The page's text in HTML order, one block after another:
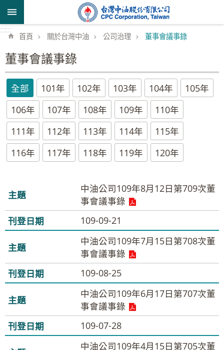
跳到主要內容區塊
::::::
首頁 關於台灣中油 公司治理 董事會議事錄
董事會議事錄
全部 101年 102年 103年 104年
105年
106年
107年 108年 109年
110年
111年
112年 113年 114年
115年
116年
117年 118年 119年 120年
中油公司109年8月12日第709次董
事會議事錄
109-09-21
中油公司109年7月15日第708次董
事會議事錄
109-08-25
中油公司109年6月17日第707次董
事會議事錄
109-07-28
中油公司109年4月15日第705次董